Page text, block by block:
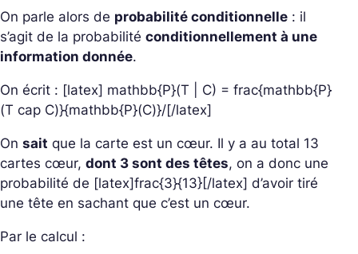
On parle alors de probabilité conditionnelle : il
s’agit de la probabilité conditionnellement à une
information donnée.
On écrit : [latex] mathbb{P}(T | C) = frac{mathbb{P}
(T cap C)}{mathbb{P}(C)}/[/latex]
On sait que la carte est un cœur. Il y a au total 13
cartes cœur, dont 3 sont des têtes, on a donc une
probabilité de [latex]frac{3}{13}[/latex] d’avoir tiré
une tête en sachant que c’est un cœur.
Par le calcul :